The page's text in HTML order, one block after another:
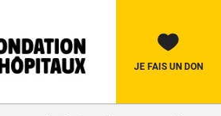
JE FAIS UN DON